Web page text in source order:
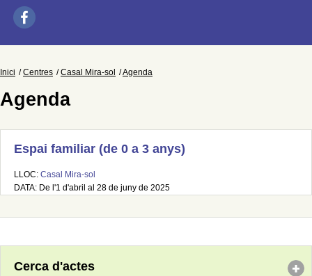
Inici Centres Casal Mira-sol Agenda
Agenda
Espai familiar (de 0 a 3 anys)
LLOC: Casal Mira-sol
DATA: De l'1 d'abril al 28 de juny de 2025
Cerca d'actes